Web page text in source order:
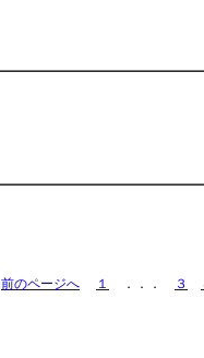
前のページへ １ ．．． ３